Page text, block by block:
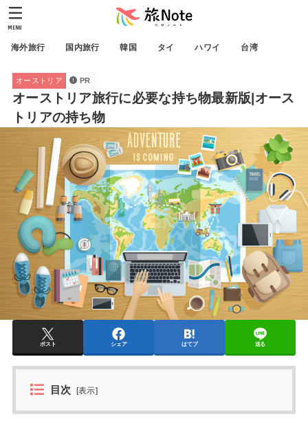
海外旅行 国内旅行 韓国 タイ ハワイ 台湾
MENU
オーストリア PR
オーストリア旅行に必要な持ち物最新版|オース
トリアの持ち物
ポスト シェア はてブ 送る
目次 [表示]